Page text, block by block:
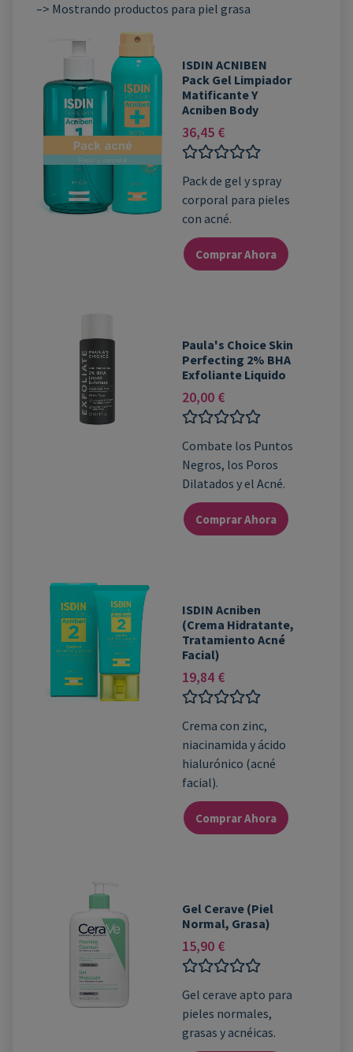
–> Mostrando productos para piel grasa
ISDIN ACNIBEN
Pack Gel Limpiador
Matificante Y
Acniben Body
36,45 €
con
0
de
Pack de gel y spray
corporal para pieles
con acné.
Comprar Ahora
Paula's Choice Skin
Perfecting 2% BHA
Exfoliante Liquido
20,00 €
con
0
de
Combate los Puntos
Negros, los Poros
Dilatados y el Acné.
Comprar Ahora
ISDIN Acniben
(crema Hidratante,
Tratamiento Acné
Facial)
19,84 €
con
0
de
Crema con zinc,
niacinamida y ácido
hialurónico (acné
facial).
Comprar Ahora
Gel Cerave (Piel
Normal, Grasa)
15,90 €
con
0
de
5
Gel cerave apto para
pieles normales,
grasas y acnéicas.